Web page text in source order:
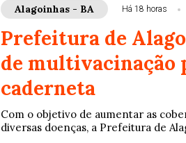
Alagoinhas - BA Há 18 horas
Prefeitura de
de multivacinação
caderneta
Com o objetivo de aumentar as
diversas doenças, a Prefeitura de